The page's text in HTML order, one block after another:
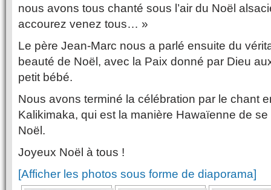
nous avons tous chanté sous l’air du Noël
accourez venez tous… »
Le père Jean-Marc nous a parlé ensuite du
beauté de Noël, avec la Paix donné par Dieu
petit bébé.
Nous avons terminé la célébration par le chant
Kalikimaka, qui est la manière Hawaïenne de
Noël.
Joyeux Noël à tous !
[Afficher les photos sous forme de diaporama]